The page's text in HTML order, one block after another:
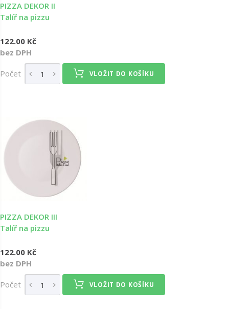
PIZZA DEKOR II
Talíř na pizzu
122.00 Kč
bez DPH
Počet VLOŽIT DO KOŠÍKU
PIZZA DEKOR III
Talíř na pizzu
122.00 Kč
bez DPH
Počet VLOŽIT DO KOŠÍKU